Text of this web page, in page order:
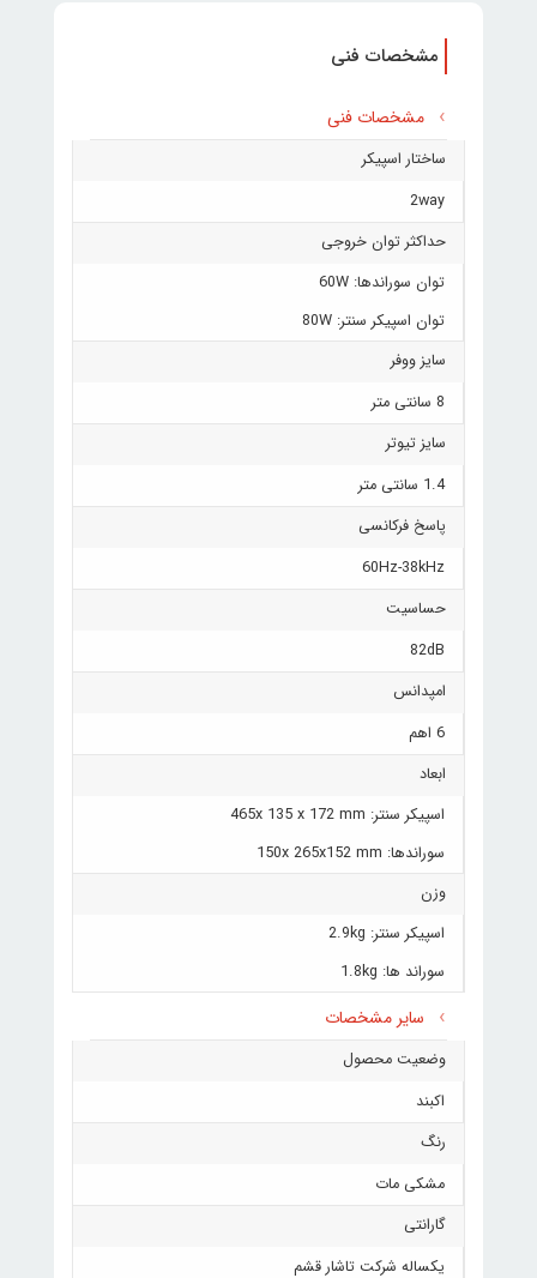
مشخصات فنی
مشخصات فنی
ساختار اسپیکر
2way
حداکثر توان خروجی
توان سوراندها: 60W
توان اسپیکر سنتر: 80W
سایز ووفر
8 سانتی متر
سایز تیوتر
1.4 سانتی متر
پاسخ فرکانسی
60Hz-38kHz
حساسیت
82dB
امپدانس
6 اهم
ابعاد
اسپیکر سنتر: 465x 135 x 172 mm
سوراندها: 150x 265x152 mm
وزن
اسپیکر سنتر: 2.9kg
سوراند ها: 1.8kg
سایر مشخصات
وضعیت محصول
اکبند
رنگ
مشکی مات
گارانتی
یکساله شرکت تاشار قشم